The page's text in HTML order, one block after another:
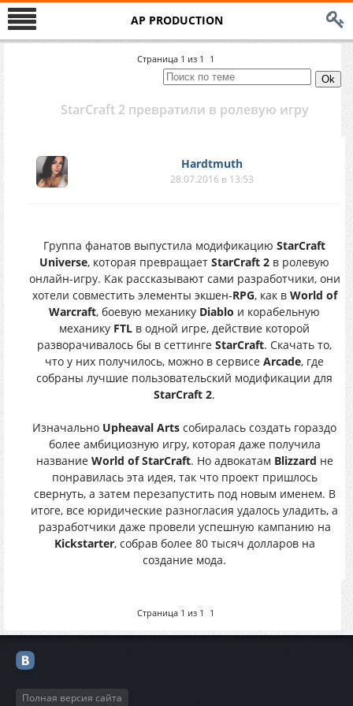
AP PRODUCTION
Страница 1 из 1 1
StarCraft 2 превратили в ролевую игру
Hardtmuth
28.07.2016 в 13:53
Группа фанатов выпустила модификацию StarCraft
Universe, которая превращает StarCraft 2 в ролевую
онлайн-игру. Как рассказывают сами разработчики, они
хотели совместить элементы экшен-RPG, как в World of
Warcraft, боевую механику Diablo и корабельную
механику FTL в одной игре, действие которой
разворачивалось бы в сеттинге StarCraft. Скачать то,
что у них получилось, можно в сервисе Arcade, где
собраны лучшие пользовательский модификации для
StarCraft 2.
Изначально Upheaval Arts собиралась создать гораздо
более амбициозную игру, которая даже получила
название World of StarCraft. Но адвокатам Blizzard не
понравилась эта идея, так что проект пришлось
свернуть, а затем перезапустить под новым именем. В
итоге, все юридические разногласия удалось уладить, а
разработчики даже провели успешную кампанию на
Kickstarter, собрав более 80 тысяч долларов на
создание мода.
Страница 1 из 1 1
Полная версия сайта